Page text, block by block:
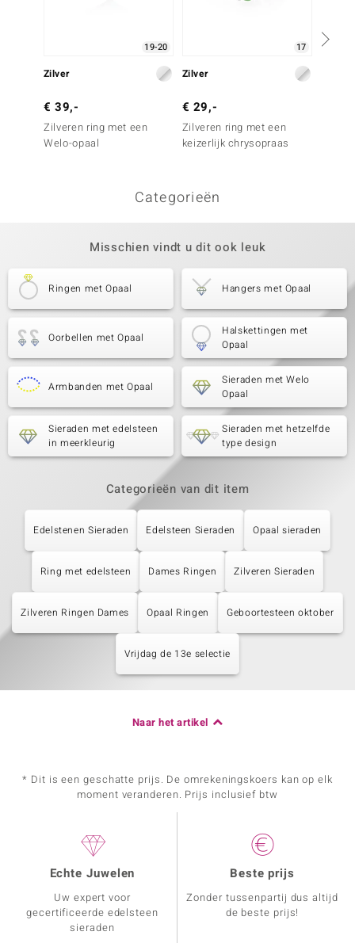
19-20
Zilver
€ 39,-
Zilveren ring met een
Welo-opaal
17
Zilver
€ 29,-
Zilveren ring met een
keizerlijk chrysopraas
Categorieën
Misschien vindt u dit ook leuk
Ringen met Opaal Hangers met Opaal
Oorbellen met Opaal
Halskettingen met
Opaal
Armbanden met Opaal
Sieraden met Welo
Opaal
Sieraden met edelsteen
in meerkleurig
Sieraden met hetzelfde
type design
Categorieën van dit item
Edelstenen Sieraden Edelsteen Sieraden Opaal sieraden
Ring met edelsteen Dames Ringen Zilveren Sieraden
Zilveren Ringen Dames Opaal Ringen Geboortesteen oktober
Vrijdag de 13e selectie
Naar het artikel
* Dit is een geschatte prijs. De omrekeningskoers kan op elk
moment veranderen. Prijs inclusief btw
Echte Juwelen
Uw expert voor
gecertificeerde edelsteen
sieraden
Beste prijs
Zonder tussenpartij dus altijd
de beste prijs!